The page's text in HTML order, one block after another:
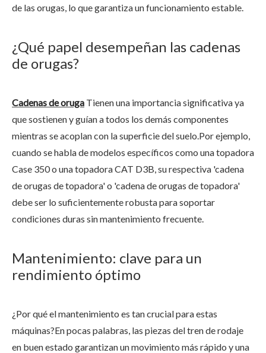
de las orugas, lo que garantiza un funcionamiento estable.
¿Qué papel desempeñan las cadenas
de orugas?
Cadenas de oruga Tienen una importancia significativa ya
que sostienen y guían a todos los demás componentes
mientras se acoplan con la superficie del suelo.Por ejemplo,
cuando se habla de modelos específicos como una topadora
Case 350 o una topadora CAT D3B, su respectiva 'cadena
de orugas de topadora' o 'cadena de orugas de topadora'
debe ser lo suficientemente robusta para soportar
condiciones duras sin mantenimiento frecuente.
Mantenimiento: clave para un
rendimiento óptimo
¿Por qué el mantenimiento es tan crucial para estas
máquinas?En pocas palabras, las piezas del tren de rodaje
en buen estado garantizan un movimiento más rápido y una